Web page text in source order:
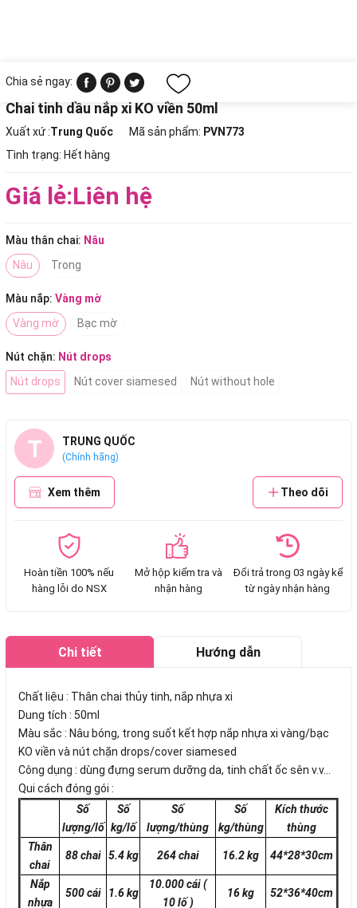
Chia sẻ ngay:
Chai tinh dầu nắp xi KO viền 50ml
Xuất xứ :Trung Quốc Mã sản phẩm: PVN773
Tình trạng: Hết hàng
Giá lẻ:Liên hệ
Màu thân chai: Nâu
Nâu
Trong
Màu nắp: Vàng mờ
Vàng mờ
Bạc mờ
Nút chặn: Nút drops
Nút drops
Nút cover siamesed Nút without hole
T TRUNG QUỐC
(Chính hãng)
Xem thêm Theo dõi
Hoàn tiền 100% nếu
hàng lỗi do NSX
Mở hộp kiểm tra và
nhận hàng
Đổi trả trong 03 ngày kể
từ ngày nhận hàng
Chi tiết Hướng dẫn
Chất liệu : Thân chai thủy tinh, nắp nhựa xi
Dung tích : 50ml
Màu sắc : Nâu bóng, trong suốt kết hợp nắp nhựa xi vàng/bạc
KO viền và nút chặn drops/cover siamesed
Công dụng : dùng đựng serum dưỡng da, tinh chất ốc sên v.v...
Qui cách đóng gói :
Số
lượng/lố
Số
kg/lố
Số
lượng/thùng
Số
kg/thùng
Kích thước
thùng
Thân
chai
88 chai 5.4 kg 264 chai 16.2 kg 44*28*30cm
Nắp
nhựa
500 cái 1.6 kg
10.000 cái(
10 lố )
16 kg 52*36*40cm